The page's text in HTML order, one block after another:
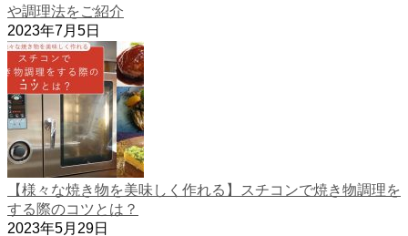
や調理法をご紹介
2023年7月5日
【様々な焼き物を美味しく作れる】スチコンで焼き物調理を
する際のコツとは？
2023年5月29日